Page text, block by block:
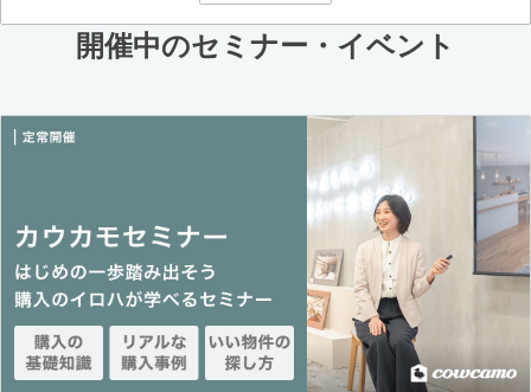
開催中のセミナー・イベント